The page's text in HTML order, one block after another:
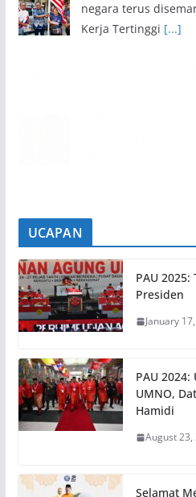
negara terus
Kerja Tertinggi [...]
UCAPAN
PAU 2025:
Presiden
January
PAU
UMNO,
Hamidi
August 23,
Selamat